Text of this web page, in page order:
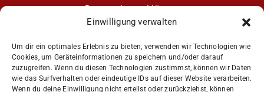
Einwilligung verwalten
Um dir ein optimales Erlebnis zu bieten, verwenden wir Technologien wie
Cookies, um Geräteinformationen zu speichern und/oder darauf
zuzugreifen. Wenn du diesen Technologien zustimmst, können wir Daten
wie das Surfverhalten oder eindeutige IDs auf dieser Website verarbeiten.
Wenn du deine Einwilligung nicht erteilst oder zurückziehst, können
Datenschutzerklärung
Datenschutzerklärung – aCATemy Katzentraining
App
Get Social